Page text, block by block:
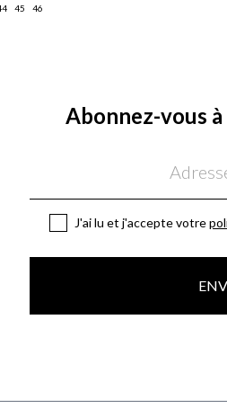
45 46
Abonnez-vous
J'ai lu et j'accepte votre